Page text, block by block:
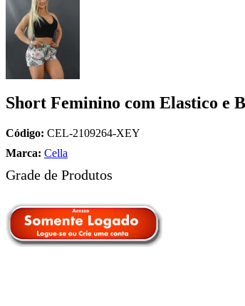
Short Feminino com Elastico e
Código: CEL-2109264-XEY
Marca: Cella
Grade de Produtos